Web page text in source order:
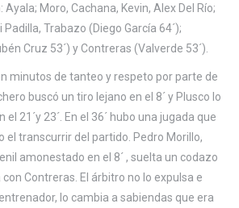
Ayala; Moro, Cachana, Kevin, Alex Del Río;
Padilla, Trabazo (Diego García 64´);
Cruz 53´) y Contreras (Valverde 53´).
minutos de tanteo y respeto por parte de
buscó un tiro lejano en el 8´ y Plusco lo
21´y 23´. En el 36´ hubo una jugada que
el transcurrir del partido. Pedro Morillo,
amonestado en el 8´ , suelta un codazo
Contreras. El árbitro no lo expulsa e
lo cambia a sabiendas que era